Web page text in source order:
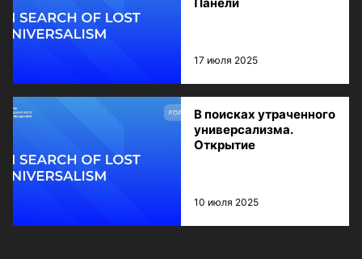
17 июля 2025
В поисках утраченного
универсализма.
Открытие
10 июля 2025